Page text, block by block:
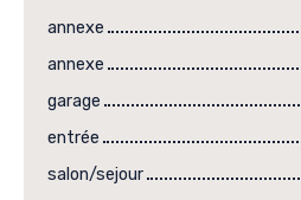
annexe
annexe
garage
entrée
salon/sejour